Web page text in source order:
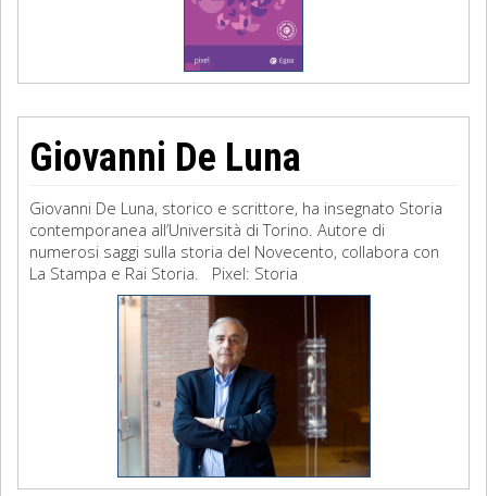
Giovanni De Luna
Giovanni De Luna, storico e scrittore, ha insegnato Storia
contemporanea all’Università di Torino. Autore di
numerosi saggi sulla storia del Novecento, collabora con
La Stampa e Rai Storia. Pixel: Storia